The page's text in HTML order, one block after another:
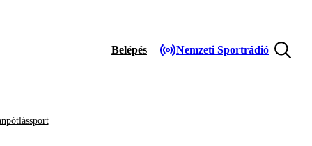
Belépés Nemzeti Sportrádió